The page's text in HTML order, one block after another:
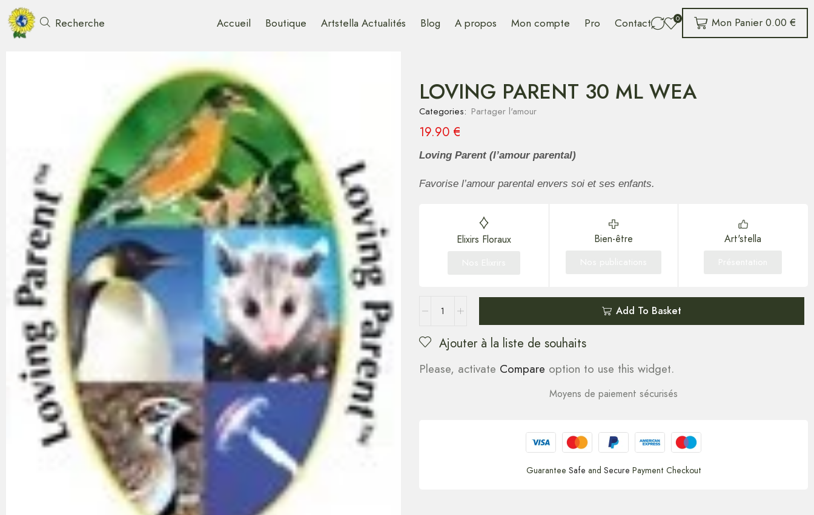
Recherche Accueil Boutique Artstella Actualités Blog A propos Mon compte Pro Contact 0 Mon Panier 0.00 €
LOVING PARENT 30 ML WEA
Categories: Partager l'amour
19.90 €
Loving Parent (l’amour parental)
Favorise l’amour parental envers soi et ses enfants.
Elixirs Floraux Bien-être Art'stella
Add To Basket
Ajouter à la liste de souhaits
Please, activate Compare option to use this widget.
Moyens de paiement sécurisés
Guarantee Safe and Secure Payment Checkout